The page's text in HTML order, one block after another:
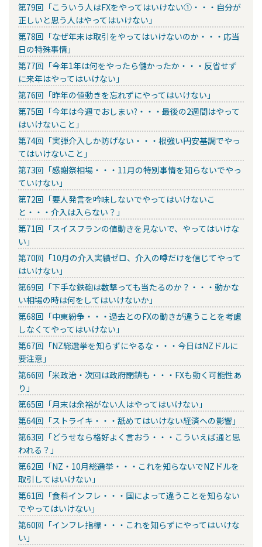
第79回「こういう人はFXをやってはいけない①・・・自分が
正しいと思う人はやってはいけない」
第78回「なぜ年末は取引をやってはいけないのか・・・応当
日の特殊事情」
第77回「今年1年は何をやったら儲かったか・・・反省せず
に来年はやってはいけない」
第76回「昨年の値動きを忘れずにやってはいけない」
第75回「今年は今週でおしまい?・・・最後の2週間はやって
はいけないこと」
第74回「実弾介入しか防げない・・・根強い円安基調でやっ
てはいけないこと」
第73回「感謝祭相場・・・11月の特別事情を知らないでやっ
ていけない」
第72回「要人発言を吟味しないでやってはいけないこ
と・・・介入は入らない？」
第71回「スイスフランの値動きを見ないで、やってはいけな
い」
第70回「10月の介入実績ゼロ、介入の噂だけを信じてやって
はいけない」
第69回「下手な鉄砲は数撃っても当たるのか？・・・動かな
い相場の時は何をしてはいけないか」
第68回「中東紛争・・・過去とのFXの動きが違うことを考慮
しなくてやってはいけない」
第67回「NZ総選挙を知らずにやるな・・・今日はNZドルに
要注意」
第66回「米政治・次回は政府閉鎖も・・・FXも動く可能性あ
り」
第65回「月末は余裕がない人はやってはいけない」
第64回「ストライキ・・・舐めてはいけない経済への影響」
第63回「どうせなら格好よく言おう・・・こういえば通と思
われる？」
第62回「NZ・10月総選挙・・・これを知らないでNZドルを
取引してはいけない」
第61回「食料インフレ・・・国によって違うことを知らない
でやってはいけない」
第60回「インフレ指標・・・これを知らずにやってはいけな
い」